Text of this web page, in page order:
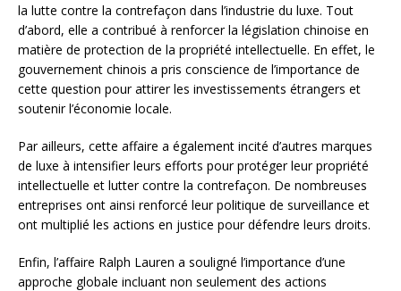
la lutte contre la contrefaçon dans l’industrie du luxe. Tout
d’abord, elle a contribué à renforcer la législation chinoise en
matière de protection de la propriété intellectuelle. En effet, le
gouvernement chinois a pris conscience de l’importance de
cette question pour attirer les investissements étrangers et
soutenir l’économie locale.
Par ailleurs, cette affaire a également incité d’autres marques
de luxe à intensifier leurs efforts pour protéger leur propriété
intellectuelle et lutter contre la contrefaçon. De nombreuses
entreprises ont ainsi renforcé leur politique de surveillance et
ont multiplié les actions en justice pour défendre leurs droits.
Enfin, l’affaire Ralph Lauren a souligné l’importance d’une
approche globale incluant non seulement des actions